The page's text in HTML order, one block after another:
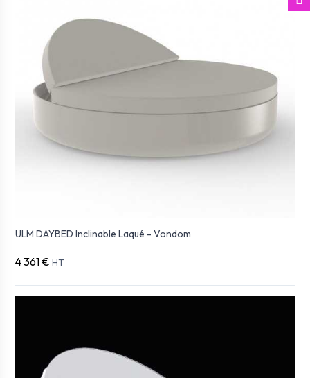
ULM DAYBED Inclinable Laqué - Vondom
4 361 € HT